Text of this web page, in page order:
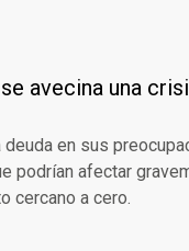
avecina una
deuda en sus
podrían afectar
cercano a cero.